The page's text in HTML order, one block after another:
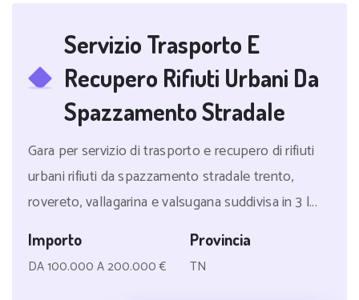
Servizio Trasporto E
Recupero Rifiuti Urbani Da
Spazzamento Stradale
Gara per servizio di trasporto e recupero di rifiuti
urbani rifiuti da spazzamento stradale trento,
rovereto, vallagarina e valsugana suddivisa in 3 l...
Importo
DA 100.000 A 200.000 €
Provincia
TN